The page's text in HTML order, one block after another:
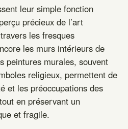
leur simple fonction
précieux de l’art
les fresques
les murs intérieurs de
peintures murales, souvent
religieux, permettent de
et les préoccupations des
en préservant un
et fragile.